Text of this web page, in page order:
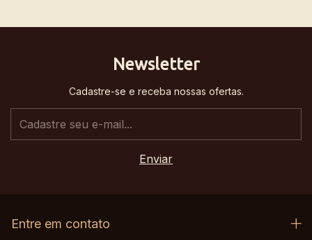
Newsletter
Cadastre-se e receba nossas ofertas.
Entre em contato